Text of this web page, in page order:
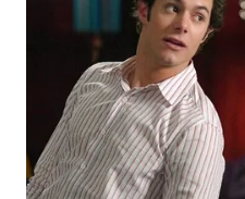
LISTRIK
WAHANA
TRAVEL
WAHANA